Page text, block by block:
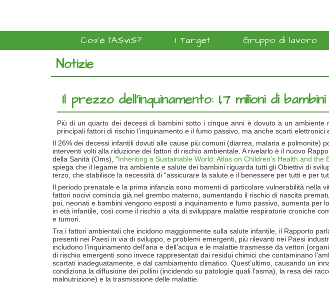
Cos'è l'ASviS? I Target Gruppo di lavoro
Notizie
Il prezzo dell’inquinamento: 1,7 milioni di
Più di un quarto dei decessi di bambini sotto i cinque anni è dovuto a un ambiente
principali fattori di rischio l’inquinamento e il fumo passivo, ma anche scarti elettronici
Il 26% dei decessi infantili dovuti alle cause più comuni (diarrea, malaria e polmonite)
interventi volti alla riduzione dei fattori di rischio ambientale. A rivelarlo è il nuovo
della Sanità (Oms), “Inheriting a Sustainable World: Atlas on Children’s Health and the
spiega che il legame tra ambiente e salute dei bambini riguarda tutti gli Obiettivi di
terzo, che stabilisce la necessità di “assicurare la salute e il benessere per tutti e per
Il periodo prenatale e la prima infanzia sono momenti di particolare vulnerabilità nella
fattori nocivi comincia già nel grembo materno, aumentando il rischio di nascita
poi, neonati e bambini vengono esposti a inquinamento e fumo passivo, aumenta per
in età infantile, così come il rischio a vita di sviluppare malattie respiratorie croniche
e tumori.
Tra i fattori ambientali che incidono maggiormente sulla salute infantile, il Rapporto
presenti nei Paesi in via di sviluppo, e problemi emergenti, più rilevanti nei Paesi
includono l’inquinamento dell’aria e dell’acqua e le malattie trasmesse da vettori
di rischio emergenti sono invece rappresentati dai residui chimici che contaminano
scartati inadeguatamente, e dal cambiamento climatico. Quest’ultimo, causando un
condiziona la diffusione dei pollini (incidendo su patologie quali l’asma), la resa dei
malnutrizione) e la trasmissione delle malattie.